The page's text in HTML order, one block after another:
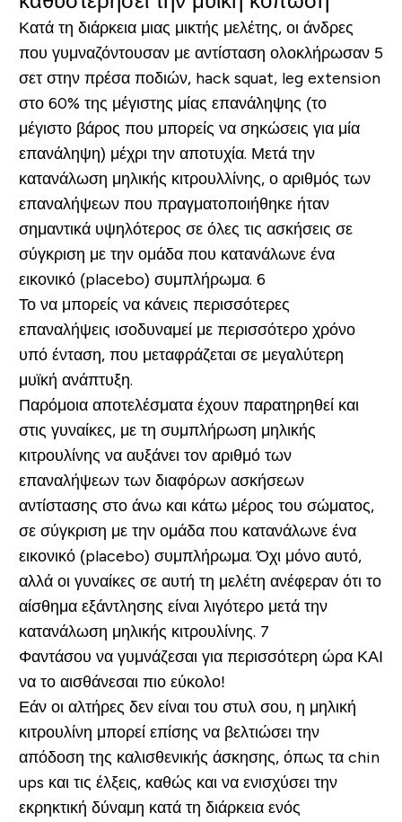
Κατά τη διάρκεια μιας μικτής μελέτης, οι άνδρες
που γυμναζόντουσαν με αντίσταση ολοκλήρωσαν 5
σετ στην πρέσα ποδιών, hack squat, leg extension
στο 60% της μέγιστης μίας επανάληψης (το
μέγιστο βάρος που μπορείς να σηκώσεις για μία
επανάληψη) μέχρι την αποτυχία. Μετά την
κατανάλωση μηλικής κιτρουλλίνης, ο αριθμός των
επαναλήψεων που πραγματοποιήθηκε ήταν
σημαντικά υψηλότερος σε όλες τις ασκήσεις σε
σύγκριση με την ομάδα που κατανάλωνε ένα
εικονικό (placebo) συμπλήρωμα. 6
Το να μπορείς να κάνεις περισσότερες
επαναλήψεις ισοδυναμεί με περισσότερο χρόνο
υπό ένταση, που μεταφράζεται σε μεγαλύτερη
μυϊκή ανάπτυξη.
Παρόμοια αποτελέσματα έχουν παρατηρηθεί και
στις γυναίκες, με τη συμπλήρωση μηλικής
κιτρουλίνης να αυξάνει τον αριθμό των
επαναλήψεων των διαφόρων ασκήσεων
αντίστασης στο άνω και κάτω μέρος του σώματος,
σε σύγκριση με την ομάδα που κατανάλωνε ένα
εικονικό (placebo) συμπλήρωμα. Όχι μόνο αυτό,
αλλά οι γυναίκες σε αυτή τη μελέτη ανέφεραν ότι το
αίσθημα εξάντλησης είναι λιγότερο μετά την
κατανάλωση μηλικής κιτρουλίνης. 7
Φαντάσου να γυμνάζεσαι για περισσότερη ώρα ΚΑΙ
να το αισθάνεσαι πιο εύκολο!
Εάν οι αλτήρες δεν είναι του στυλ σου, η μηλική
κιτρουλίνη μπορεί επίσης να βελτιώσει την
απόδοση της καλισθενικής άσκησης, όπως τα chin
ups και τις έλξεις, καθώς και να ενισχύσει την
εκρηκτική δύναμη κατά τη διάρκεια ενός